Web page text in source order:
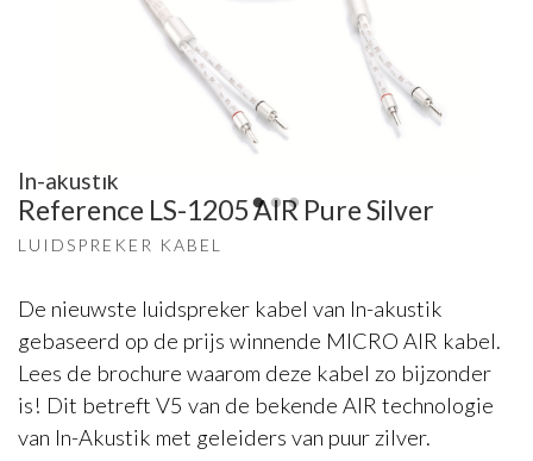
In-akustik
Reference LS-1205 AIR Pure Silver
LUIDSPREKER KABEL
De nieuwste luidspreker kabel van In-akustik
gebaseerd op de prijs winnende MICRO AIR kabel.
Lees de brochure waarom deze kabel zo bijzonder
is! Dit betreft V5 van de bekende AIR technologie
van In-Akustik met geleiders van puur zilver.